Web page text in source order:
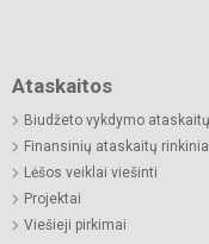
Ataskaitos
Biudžeto vykdymo
Finansinių ataskaitų
Lėšos veiklai viešinti
Projektai
Viešieji pirkimai